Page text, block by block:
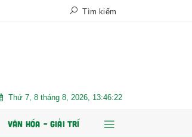
Tìm kiếm
Chứng khoán Kafi chuẩn bị IPO 125 triệu cổ phiếu
Thứ 7, 8 tháng 8, 2026, 13:46:24
VĂN HÓA – GIẢI TRÍ